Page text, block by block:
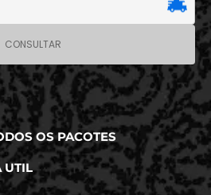
CONSULTAR
OS PACOTES
UTIL